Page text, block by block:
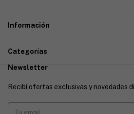
Información
Categorías
Newsletter
Recibí ofertas exclusivas y novedades